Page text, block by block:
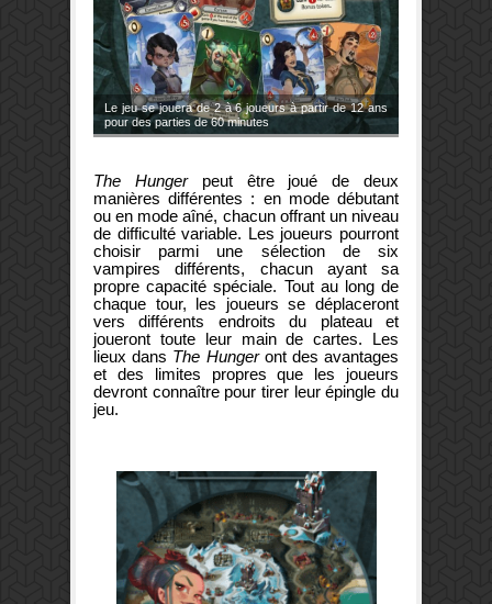
Le jeu se jouera de 2 à 6 joueurs à partir de 12 ans
pour des parties de 60 minutes
The Hungerpeut être joué de deux
manières différentes : en mode débutant
ou en mode aîné, chacun offrant un niveau
de difficulté variable. Les joueurs pourront
choisir parmi une sélection de six
vampires différents, chacun ayant sa
propre capacité spéciale. Tout au long de
chaque tour, les joueurs se déplaceront
vers différents endroits du plateau et
joueront toute leur main de cartes. Les
lieux dans The Hungeront des avantages
et des limites propres que les joueurs
devront connaître pour tirer leur épingle du
jeu.